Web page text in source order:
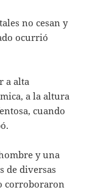
no cesan y
ocurrió
a alta
a la altura
cuando
y una
de diversas
corroboraron